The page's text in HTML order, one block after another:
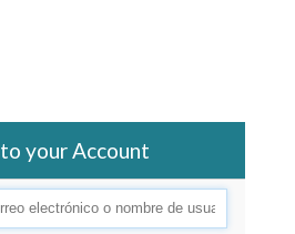
your Account